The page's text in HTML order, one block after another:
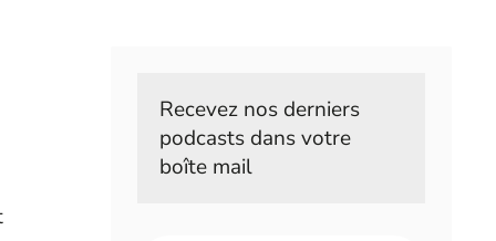
Recevez nos derniers
podcasts dans votre
boîte mail